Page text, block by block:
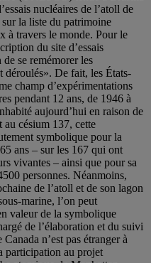
nucléaires de l’atoll de
la liste du patrimoine
à travers le monde. Pour le
du site d’essais
se remémorer les
déroulés». De fait, les États-
champ d’expérimentations
pendant 12 ans, de 1946 à
aujourd’hui en raison de
au césium 137, cette
symbolique pour la
ans – sur les 167 qui ont
vivantes – ainsi que pour sa
personnes. Néanmoins,
de l’atoll et de son lagon
marine, l’on peut
valeur de la symbolique
de l’élaboration et du suivi
n’est pas étranger à
participation au projet